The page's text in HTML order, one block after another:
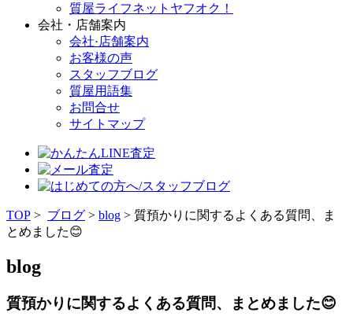
質屋ライフネットヤフオク！
会社・店舗案内
会社·店舗案内
お客様の声
スタッフブログ
質屋用語集
お問合せ
サイトマップ
TOP > ブログ > blog > 質預かりに関するよくある質問、ま
とめました😊
blog
質預かりに関するよくある質問、まとめました😊